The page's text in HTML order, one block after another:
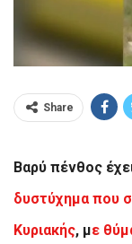
Share
Βαρύ πένθος
δυστύχημα που
Κυριακής, με